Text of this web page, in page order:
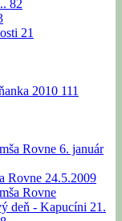
82
21
2010 111
Rovne 6. január
Rovne 24.5.2009
Rovne
deň - Kapucíni 21.